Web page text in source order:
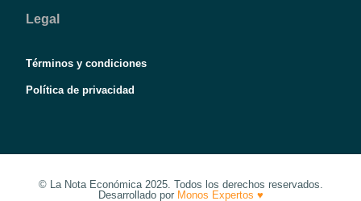
Legal
Términos y condiciones
Política de privacidad
© La Nota Económica 2025. Todos los derechos reservados.
Desarrollado por Monos Expertos ♥